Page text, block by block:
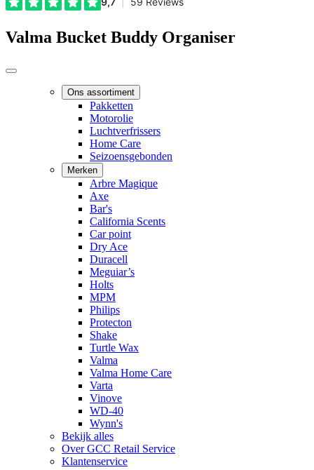
Valma Bucket Buddy Organiser
Ons assortiment
Pakketten
Motorolie
Luchtverfrissers
Home Care
Seizoensgebonden
Merken
Arbre Magique
Axe
Bar's
California Scents
Car point
Dry Ace
Duracell
Meguiar’s
Holts
MPM
Philips
Protecton
Shake
Turtle Wax
Valma
Valma Home Care
Varta
Vinove
WD-40
Wynn's
Bekijk alles
Over GCC Retail Service
Klantenservice